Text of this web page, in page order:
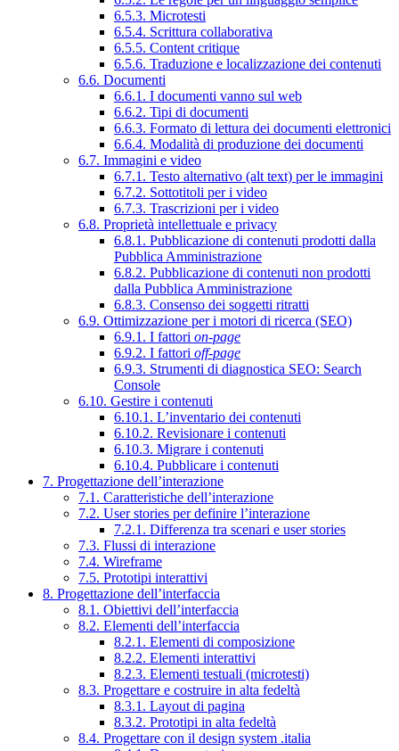
6.5.3. Microtesti
6.5.4. Scrittura collaborativa
6.5.5. Content critique
6.5.6. Traduzione e localizzazione dei contenuti
6.6. Documenti
6.6.1. I documenti vanno sul web
6.6.2. Tipi di documenti
6.6.3. Formato di lettura dei documenti elettronici
6.6.4. Modalità di produzione dei documenti
6.7. Immagini e video
6.7.1. Testo alternativo (alt text) per le immagini
6.7.2. Sottotitoli per i video
6.7.3. Trascrizioni per i video
6.8. Proprietà intellettuale e privacy
6.8.1. Pubblicazione di contenuti prodotti dalla
Pubblica Amministrazione
6.8.2. Pubblicazione di contenuti non prodotti
dalla Pubblica Amministrazione
6.8.3. Consenso dei soggetti ritratti
6.9. Ottimizzazione per i motori di ricerca (SEO)
6.9.1. I fattori on-page
6.9.2. I fattori off-page
6.9.3. Strumenti di diagnostica SEO: Search
Console
6.10. Gestire i contenuti
6.10.1. L’inventario dei contenuti
6.10.2. Revisionare i contenuti
6.10.3. Migrare i contenuti
6.10.4. Pubblicare i contenuti
7. Progettazione dell’interazione
7.1. Caratteristiche dell’interazione
7.2. User stories per definire l’interazione
7.2.1. Differenza tra scenari e user stories
7.3. Flussi di interazione
7.4. Wireframe
7.5. Prototipi interattivi
8. Progettazione dell’interfaccia
8.1. Obiettivi dell’interfaccia
8.2. Elementi dell’interfaccia
8.2.1. Elementi di composizione
8.2.2. Elementi interattivi
8.2.3. Elementi testuali (microtesti)
8.3. Progettare e costruire in alta fedeltà
8.3.1. Layout di pagina
8.3.2. Prototipi in alta fedeltà
8.4. Progettare con il design system .italia